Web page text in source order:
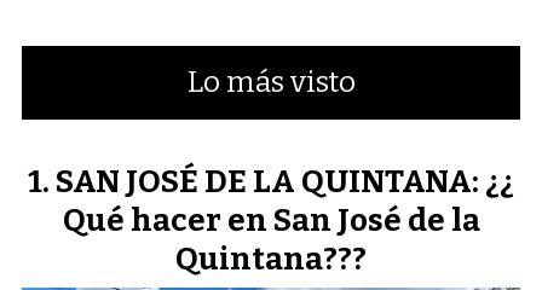
Lo más visto
SAN JOSÉ DE LA QUINTANA: ¿¿
Qué hacer en San José de la
Quintana???